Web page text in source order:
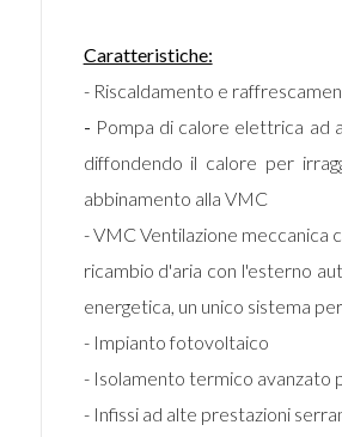
Caratteristiche:
- Riscaldamento e
- Pompa di calore elettrica ad
diffondendo il calore per
abbinamento alla VMC
- VMC Ventilazione meccanica
ricambio d'aria con l'esterno
energetica, un unico sistema
- Impianto fotovoltaico
- Isolamento termico avanzato
- Infissi ad alte prestazioni